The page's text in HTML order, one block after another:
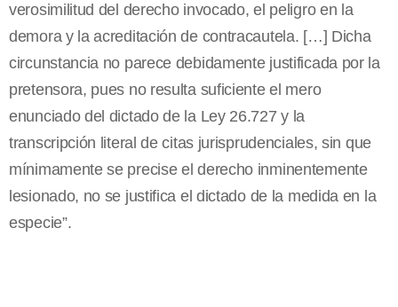
verosimilitud del derecho invocado, el peligro en la
demora y la acreditación de contracautela. […] Dicha
circunstancia no parece debidamente justificada por la
pretensora, pues no resulta suficiente el mero
enunciado del dictado de la Ley 26.727 y la
transcripción literal de citas jurisprudenciales, sin que
mínimamente se precise el derecho inminentemente
lesionado, no se justifica el dictado de la medida en la
especie”.